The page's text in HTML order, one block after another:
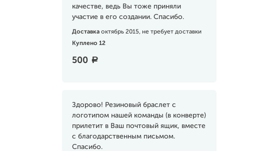
качестве, ведь Вы тоже приняли
участие в его создании. Спасибо.
Доставка октябрь 2015, не требует доставки
Куплено 12
500 a
Здорово! Резиновый браслет с
логотипом нашей команды (в конверте)
прилетит в Ваш почтовый ящик, вместе
с благодарственным письмом.
Спасибо.